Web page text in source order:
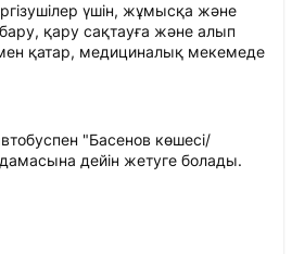
үшін, жұмысқа және
қару сақтауға және алып
қатар, медициналық мекемеде
"Басенов көшесі/
дейін жетуге болады.